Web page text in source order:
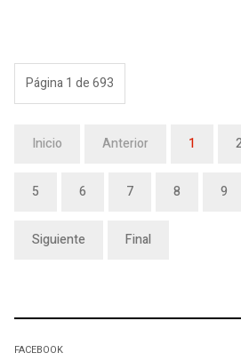
Página 1 de 693
Inicio Anterior 1
5 6 7 8 9
Siguiente Final
FACEBOOK